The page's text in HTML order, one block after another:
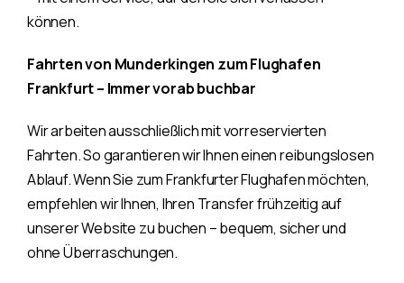
können.
Fahrten von Munderkingen zum Flughafen
Frankfurt – Immer vorab buchbar
Wir arbeiten ausschließlich mit vorreservierten
Fahrten. So garantieren wir Ihnen einen reibungslosen
Ablauf. Wenn Sie zum Frankfurter Flughafen möchten,
empfehlen wir Ihnen, Ihren Transfer frühzeitig auf
unserer Website zu buchen – bequem, sicher und
ohne Überraschungen.